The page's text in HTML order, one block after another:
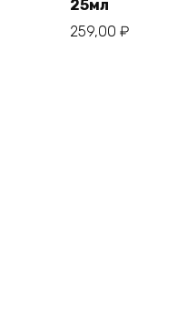
25мл
259,00 ₽